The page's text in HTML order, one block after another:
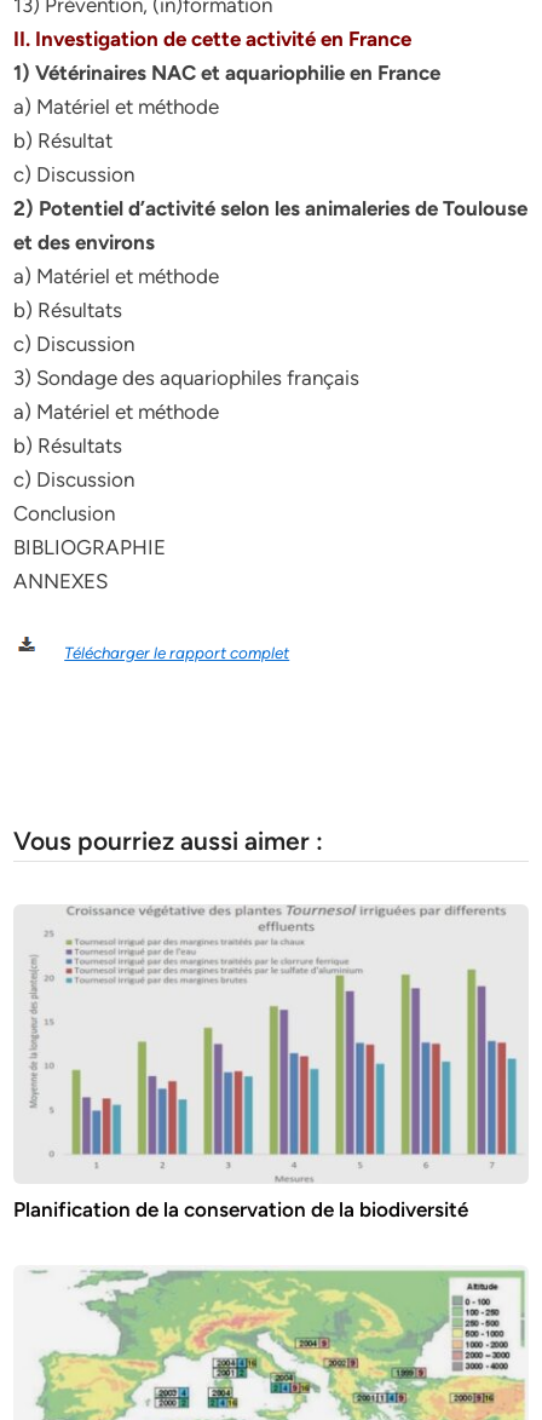
13) Prévention, (in)formation
II. Investigation de cette activité en France
1) Vétérinaires NAC et aquariophilie en France
a) Matériel et méthode
b) Résultat
c) Discussion
2) Potentiel d’activité selon les animaleries de Toulouse
et des environs
a) Matériel et méthode
b) Résultats
c) Discussion
3) Sondage des aquariophiles français
a) Matériel et méthode
b) Résultats
c) Discussion
Conclusion
BIBLIOGRAPHIE
ANNEXES
Télécharger le rapport complet
Vous pourriez aussi aimer :
Planification de la conservation de la biodiversité